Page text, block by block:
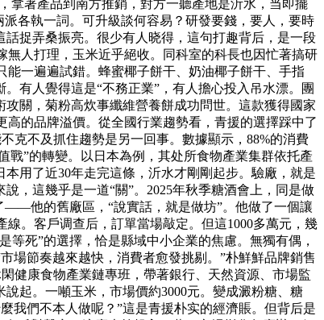
拿著產品到南方推銷，對方一聽產地是沂水，当即擺
各執一詞。可升級談何容易？研發要錢，要人，要時
捉弄桑振亮。很少有人晓得，這句打趣背后，是一段
人打理，玉米近乎絕收。同科室的科長也因忙著搞研
一遍遍試錯。蜂蜜椰子餅干、奶油椰子餅干、手指
有人覺得這是“不務正業”，有人擔心投入吊水漂。團
關，菊粉高炊事纖維營養餅成功問世。這款獲得國家
的品牌溢價。從全國行業趨勢看，青援的選擇踩中了
克不及抓住趨勢是另一回事。數據顯示，88%的消費
戰”的轉變。以日本為例，其处所食物產業集群依托產
用了近30年走完這條，沂水才剛剛起步。驗廠，就是
，這幾乎是一道“關”。2025年秋季糖酒會上，同是做
——他的舊廠區，“說實話，就是做坊”。他做了一個讓
。客戶调查后，訂單當場敲定。但這1000多萬元，幾
死”的選擇，恰是縣域中小企業的焦慮。無獨有偶，
場節奏越來越快，消費者愈發挑剔。”朴鮮鮮品牌銷售
健康食物產業鏈專班，帶著銀行、天然資源、市場監
起。一噸玉米，市場價約3000元。變成澱粉糖、糖
我們不本人做呢？”這是青援朴实的經濟賬。但背后是